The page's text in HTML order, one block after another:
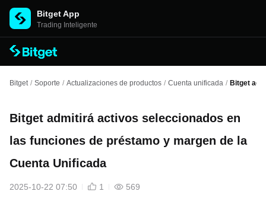
Bitget App
Trading Inteligente
Bitget / Soporte / Actualizaciones de productos / Cuenta unificada / Bitget
Bitget admitirá activos seleccionados en
las funciones de préstamo y margen de la
Cuenta Unificada
2025-10-22 07:50 1 569